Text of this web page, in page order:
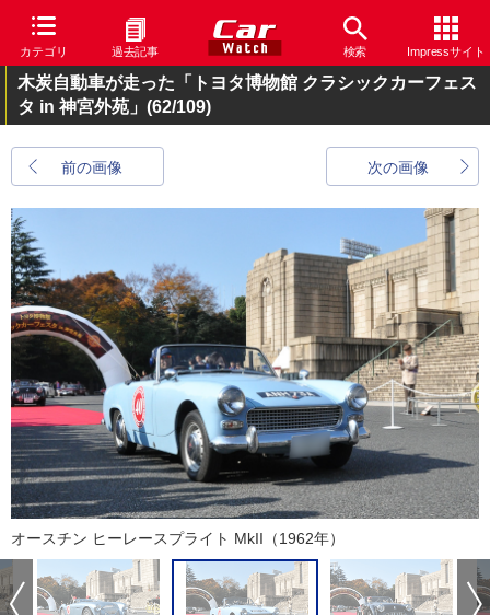
カテゴリ 過去記事 検索 Impressサイト
木炭自動車が走った「トヨタ博物館 クラシックカーフェス
タ in 神宮外苑」 (62/109)
前の画像 次の画像
オースチン ヒーレースプライト MkII（1962年）